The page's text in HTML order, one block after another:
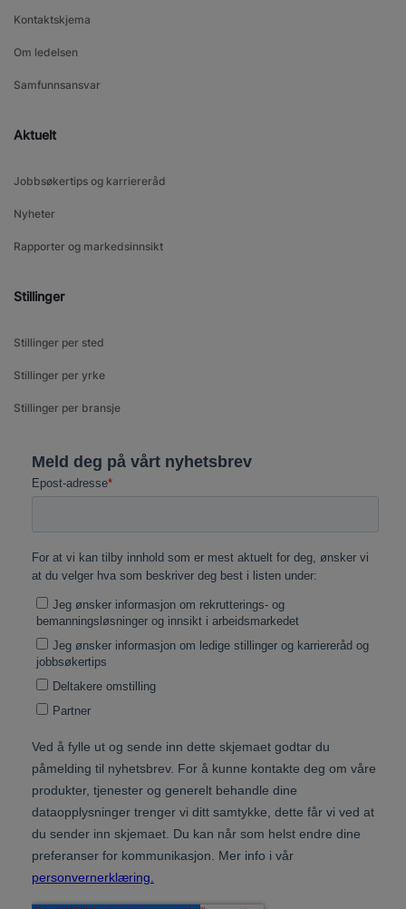
Kontaktskjema
Om ledelsen
Samfunnsansvar
Aktuelt
Jobbsøkertips og karriereråd
Nyheter
Rapporter og markedsinnsikt
Stillinger
Stillinger per sted
Stillinger per yrke
Stillinger per bransje